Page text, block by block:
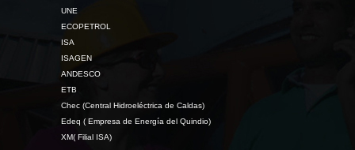
UNE
ECOPETROL
ISA
ISAGEN
ANDESCO
ETB
Chec (Central Hidroeléctrica de Caldas)
Edeq ( Empresa de Energía del Quindio)
XM( Filial ISA)